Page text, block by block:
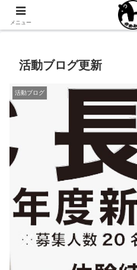
NPO法人ゆめみる
活動ブログ更新
活動ブログ
メニュー